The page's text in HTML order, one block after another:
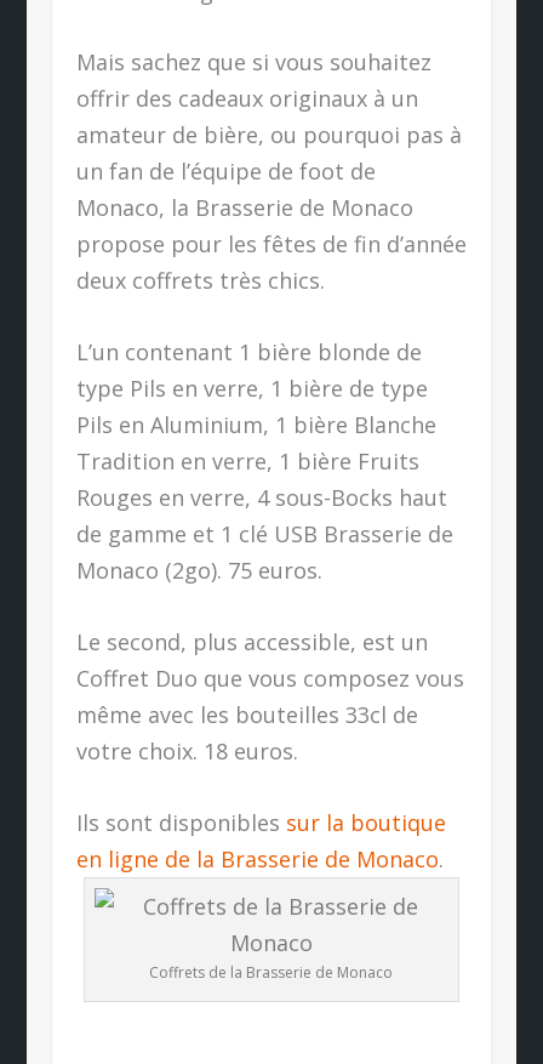
Mais sachez que si vous souhaitez
offrir des cadeaux originaux à un
amateur de bière, ou pourquoi pas à
un fan de l’équipe de foot de
Monaco, la Brasserie de Monaco
propose pour les fêtes de fin d’année
deux coffrets très chics.
L’un contenant 1 bière blonde de
type Pils en verre, 1 bière de type
Pils en Aluminium, 1 bière Blanche
Tradition en verre, 1 bière Fruits
Rouges en verre, 4 sous-Bocks haut
de gamme et 1 clé USB Brasserie de
Monaco (2go). 75 euros.
Le second, plus accessible, est un
Coffret Duo que vous composez vous
même avec les bouteilles 33cl de
votre choix. 18 euros.
Ils sont disponibles sur la boutique
en ligne de la Brasserie de Monaco.
Coffrets de la Brasserie de Monaco